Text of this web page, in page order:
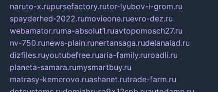
naruto-x.rupursefactory.rutor-lyubov-i-grom.ru
spayderhed-2022.rumovieone.ruevro-dez.ru
webamator.ruma-absolut1.ruavtopomosch27.ru
nv-750.runews-plain.runertansaga.rudelanalad.ru
dizfiles.ruyoutubefree.ruaria-family.ruroadli.ru
planeta-samara.rumysmartbuy.ru
matrasy-kemerovo.ruashanet.rutrade-farm.ru